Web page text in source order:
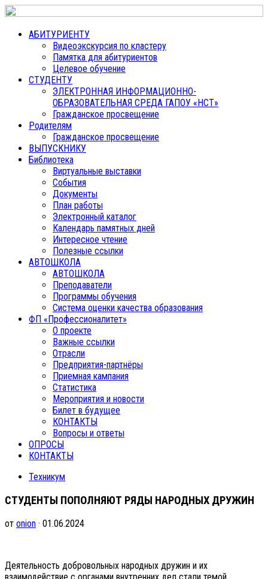
АБИТУРИЕНТУ
Видеоэкскурсия по кластеру
Памятка для абитуриентов
Целевое обучение
СТУДЕНТУ
ЭЛЕКТРОННАЯ ИНФОРМАЦИОННО-
ОБРАЗОВАТЕЛЬНАЯ СРЕДА ГАПОУ «НСТ»
Гражданское просвещение
Родителям
Гражданское просвещение
ВЫПУСКНИКУ
Библиотека
Виртуальные выставки
События
Документы
План работы
Электронный каталог
Календарь памятных дней
Интересное чтение
Полезные ссылки
АВТОШКОЛА
АВТОШКОЛА
Преподаватели
Программы обучения
Система оценки качества образования
ФП «Профессионалитет»
О проекте
Важные ссылки
Отрасли
Предприятия-партнёры
Приемная кампания
Статистика
Мероприятия и новости
Билет в будущее
КОНТАКТЫ
Вопросы и ответы
ОПРОСЫ
КОНТАКТЫ
Техникум
СТУДЕНТЫ ПОПОЛНЯЮТ РЯДЫ НАРОДНЫХ ДРУЖИН
от onion · 01.06.2024
Деятельность добровольных народных дружин и их